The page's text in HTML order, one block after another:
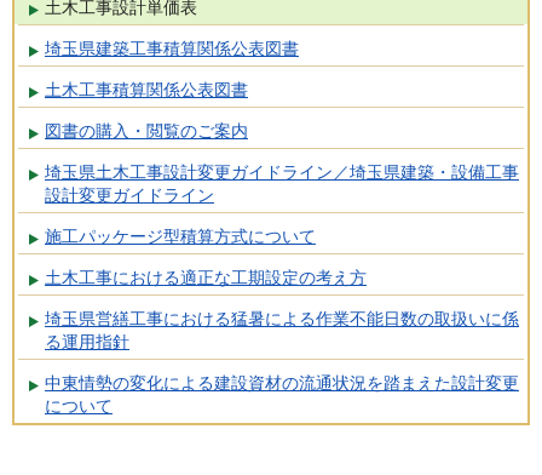
土木工事設計単価表
埼玉県建築工事積算関係公表図書
土木工事積算関係公表図書
図書の購入・閲覧のご案内
埼玉県土木工事設計変更ガイドライン／埼玉県建築・設備工事
設計変更ガイドライン
施工パッケージ型積算方式について
土木工事における適正な工期設定の考え方
埼玉県営繕工事における猛暑による作業不能日数の取扱いに係
る運用指針
中東情勢の変化による建設資材の流通状況を踏まえた設計変更
について